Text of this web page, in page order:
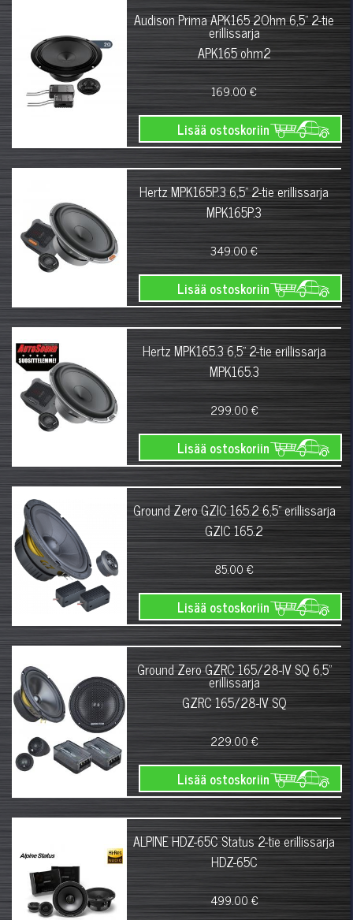
Audison Prima APK165 2Ohm 6,5" 2-tie
erillissarja
APK165 ohm2
169.00 €
Lisää ostoskoriin
Hertz MPK165P.3 6,5" 2-tie erillissarja
MPK165P.3
349.00 €
Lisää ostoskoriin
Hertz MPK165.3 6,5" 2-tie erillissarja
MPK165.3
299.00 €
Lisää ostoskoriin
Ground Zero GZIC 165.2 6,5" erillissarja
GZIC 165.2
85.00 €
Lisää ostoskoriin
Ground Zero GZRC 165/28-IV SQ 6,5"
erillissarja
GZRC 165/28-IV SQ
229.00 €
Lisää ostoskoriin
ALPINE HDZ-65C Status 2-tie erillissarja
HDZ-65C
499.00 €